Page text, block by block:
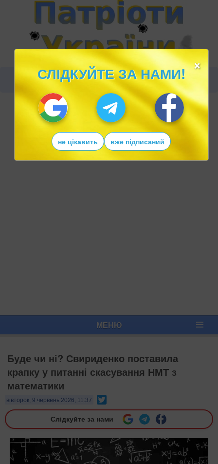
МЕНЮ
Буде чи ні? Свириденко поставила
крапку у питанні скасування НМТ з
математики
вівторок, 9 червень 2026, 11:37
Слідкуйте за нами
×
СЛІДКУЙТЕ ЗА НАМИ!
не цікавить вже підписаний